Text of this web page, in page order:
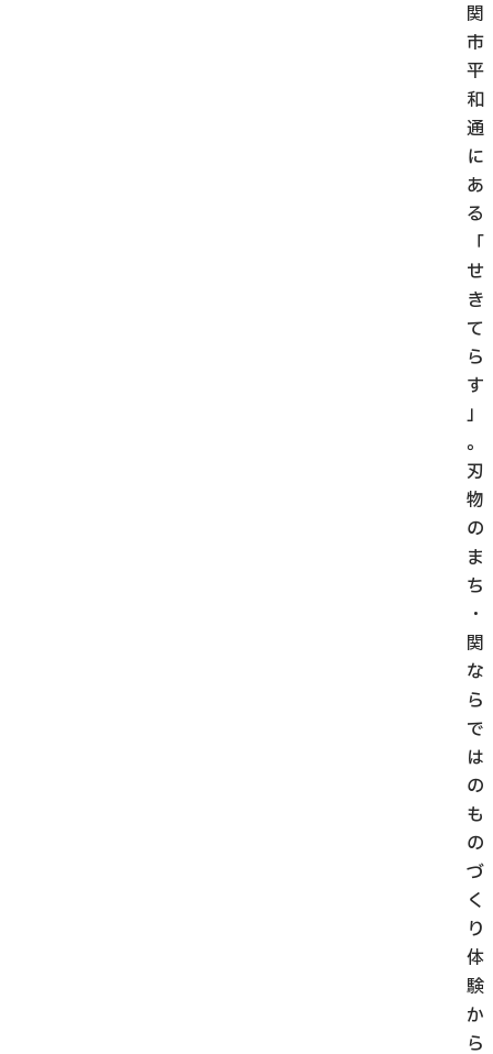
関
市
平
和
通
に
あ
る
「
せ
き
て
ら
す
」
。
刃
物
の
ま
ち
・
関
な
ら
で
は
の
も
の
づ
く
り
体
験
か
ら